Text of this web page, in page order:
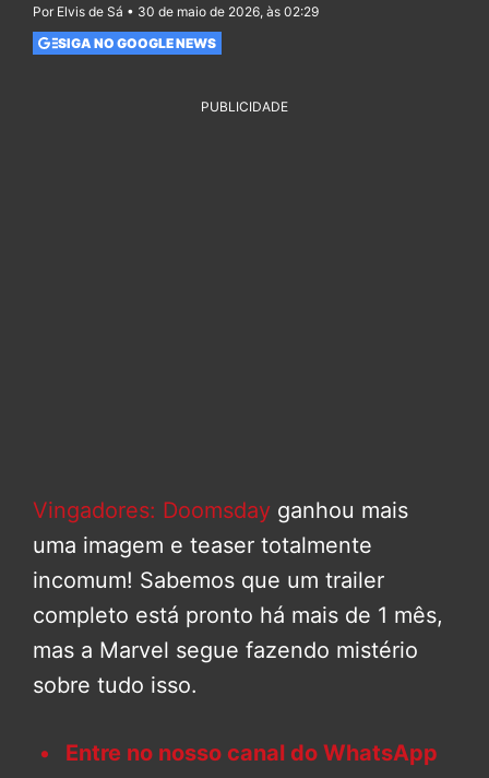
Por Elvis de Sá • 30 de maio de 2026, às 02:29
SIGA NO GOOGLE NEWS
PUBLICIDADE
Vingadores: Doomsday ganhou mais
uma imagem e teaser totalmente
incomum! Sabemos que um trailer
completo está pronto há mais de 1 mês,
mas a Marvel segue fazendo mistério
sobre tudo isso.
Entre no nosso canal do WhatsApp